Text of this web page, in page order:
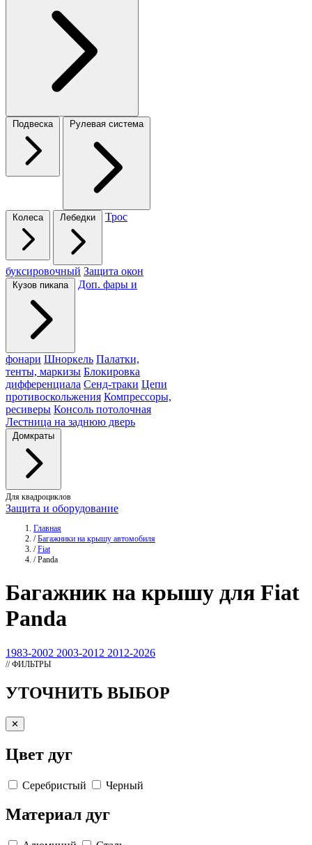
Подвеска Рулевая система
Колеса Лебедки Трос
буксировочный Защита окон
Кузов пикапа Доп. фары и
фонари Шноркель Палатки,
тенты, маркизы Блокировка
дифференциала Сенд-траки Цепи
противоскольжения Компрессоры,
ресиверы Консоль потолочная
Лестница на заднюю дверь
Домкраты
Для квадроциклов
Защита и оборудование
Главная
/ Багажники на крышу автомобиля
/ Fiat
/ Panda
Багажникна крышу для Fiat
Panda
1983-2002 2003-2012 2012-2026
// ФИЛЬТРЫ
УТОЧНИТЬ ВЫБОР
✕
Цвет дуг
Серебристый Черный
Материал дуг